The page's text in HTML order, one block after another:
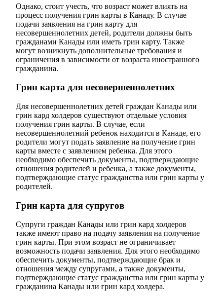
Однако, стоит учесть, что возраст может влиять на
процесс получения грин карты в Канаду. В случае
подачи заявления на грин карту для
несовершеннолетних детей, родители должны быть
гражданами Канады или иметь грин карту. Также
могут возникнуть дополнительные требования и
ограничения в зависимости от возраста иностранного
гражданина.
Грин карта для несовершеннолетних
Для несовершеннолетних детей граждан Канады или
грин кард холдеров существуют отдельые условия
получения грин карты. В случае, если
несовершеннолетний ребенок находится в Канаде, его
родители могут подать заявление на получение грин
карты вместе с заявлением ребенка. Для этого
необходимо обеспечить документы, подтверждающие
отношения родителей и ребенка, а также документы,
подтверждающие статус гражданства или грин карты у
родителей.
Грин карта для супругов
Супруги граждан Канады или грин кард холдеров
также имеют право на подачу заявления на получение
грин карты. При этом возраст не ограничивает
возможность подачи заявления. Для этого необходимо
обеспечить документы, подтверждающие брак и
отношения между супругами, а также документы,
подтверждающие статус гражданства или грин карты у
гражданина Канады или грин кард холдера.